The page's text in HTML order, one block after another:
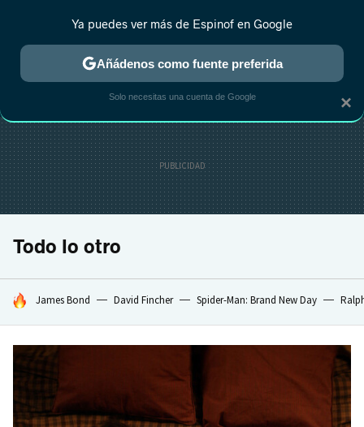
ESTRENOS REALITY ANIME RANKINGS CINE
Todo lo otro
HOY SE HABLA DE
James Bond David Fincher Spider-Man: Brand New Day
×
Ya puedes ver más de Espinof en Google
Añádenos como fuente preferida
Solo necesitas una cuenta de Google